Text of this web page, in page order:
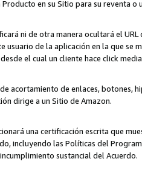
en su Sitio para su reventa o
ni de otra manera ocultará el
usuario de la aplicación en la que
el cual un cliente hace click
acortamiento de enlaces, botones,
dirige a un Sitio de Amazon.
una certificación escrita que
incluyendo las Políticas del
sustancial del Acuerdo.